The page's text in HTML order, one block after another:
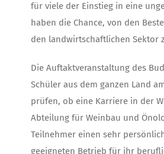
für viele der Einstieg in eine
haben die Chance, von den
den landwirtschaftlichen Sektor
Die Auftaktveranstaltung des
Schüler aus dem ganzen Land
prüfen, ob eine Karriere in der
Abteilung für Weinbau und
Teilnehmer einen sehr
geeigneten Betrieb für ihr